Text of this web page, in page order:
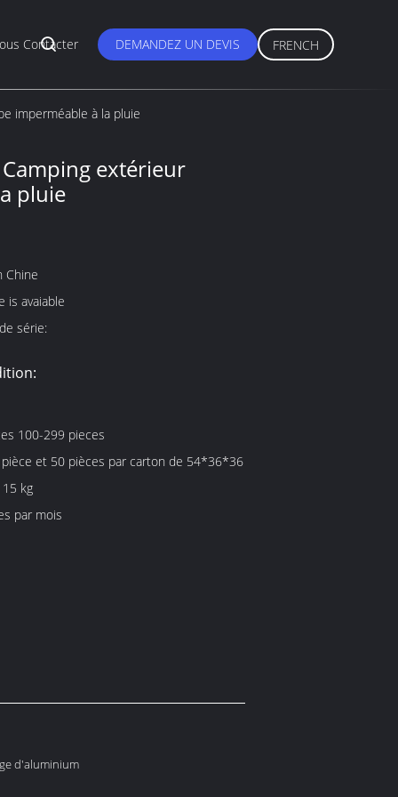
Contacter DEMANDEZ UN DEVIS FRENCH
imperméable à la pluie
extérieur
pluie
Chine
is avaiable
série:
100-299 pieces
et 50 pièces par carton de 54*36*36
kg
par mois
d'aluminium